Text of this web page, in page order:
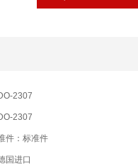
2307
2307
件：标准件
国进口